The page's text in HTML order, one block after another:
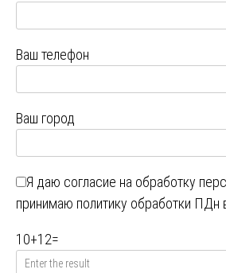
Ваш телефон
Ваш город
Я даю согласие на обработку
принимаю политику обработки
10+12=